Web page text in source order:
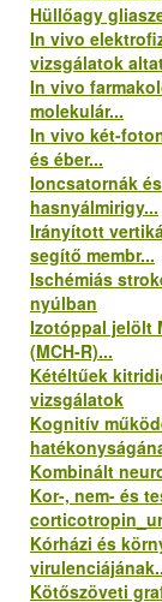
Hüllőagy
In vivo
vizsgálatok
In vivo
molekulár...
In vivo két-
és éber...
Ioncsatornák
hasnyálmirigy...
Irányított
segítő membr...
Ischémiás
nyúlban
Izotóppal jelölt
(MCH-R)...
Kétéltűek
vizsgálatok
Kognitív
Kombinált
Kor-, nem- és
Kórházi és
Kötőszöveti